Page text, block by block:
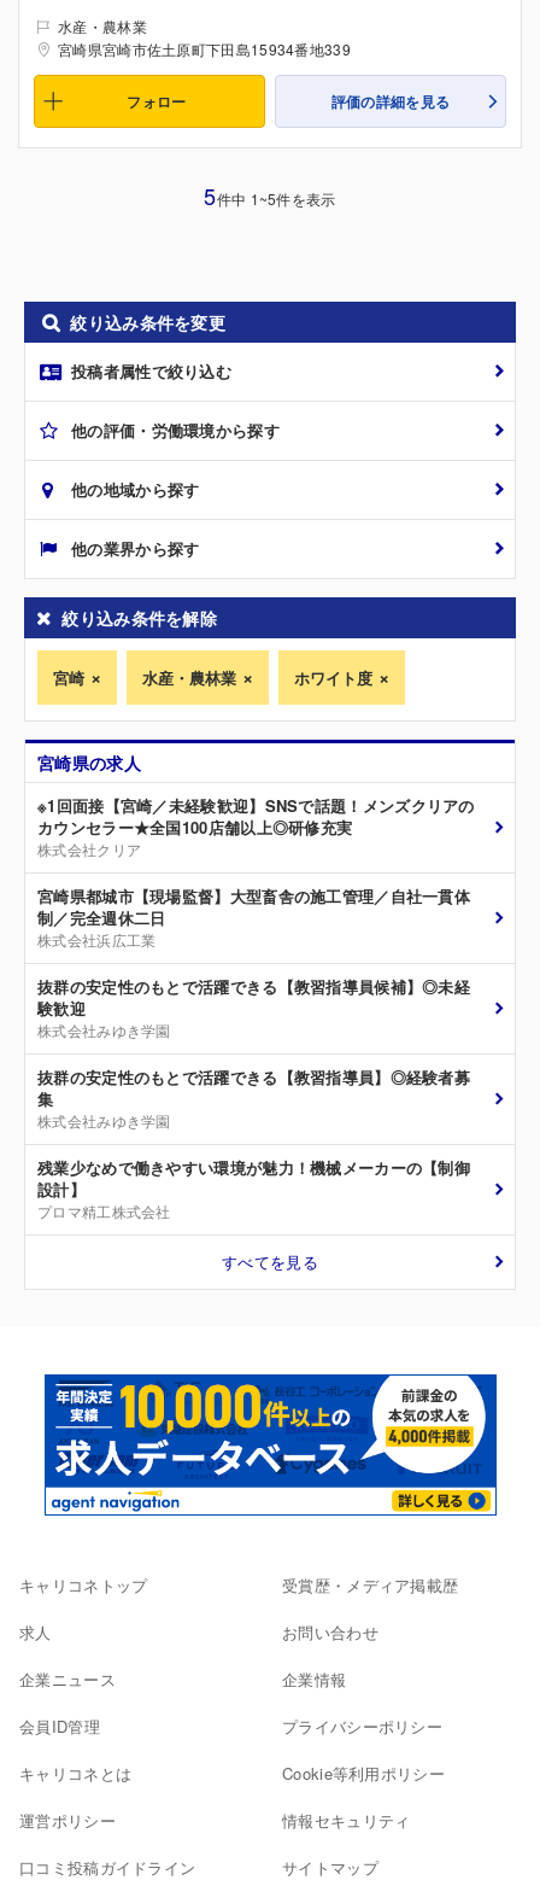
水産・農林業
宮崎県宮崎市佐土原町下田島15934番地339
フォロー 評価の詳細を見る
5件中 1~5件を表示
絞り込み条件を変更
投稿者属性で絞り込む
他の評価・労働環境から探す
他の地域から探す
他の業界から探す
絞り込み条件を解除
宮崎 水産・農林業 ホワイト度
宮崎県の求人
※1回面接【宮崎／未経験歓迎】SNSで話題！メンズクリアの
カウンセラー★全国100店舗以上◎研修充実
株式会社クリア
宮崎県都城市【現場監督】大型畜舎の施工管理／自社一貫体
制／完全週休二日
株式会社浜広工業
抜群の安定性のもとで活躍できる【教習指導員候補】◎未経
験歓迎
株式会社みゆき学園
抜群の安定性のもとで活躍できる【教習指導員】◎経験者募
集
株式会社みゆき学園
残業少なめで働きやすい環境が魅力！機械メーカーの【制御
設計】
プロマ精工株式会社
すべてを見る
キャリコネトップ
求人
企業ニュース
会員ID管理
キャリコネとは
運営ポリシー
口コミ投稿ガイドライン
受賞歴・メディア掲載歴
お問い合わせ
企業情報
プライバシーポリシー
Cookie等利用ポリシー
情報セキュリティ
サイトマップ